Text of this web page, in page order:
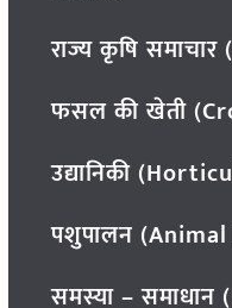
राज्य कृषि
फसल की खेती
उद्यानिकी
पशुपालन
समस्या –